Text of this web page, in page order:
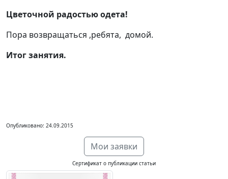
Цветочной радостью одета!
Пора возвращаться ,ребята, домой.
Итог занятия.
Опубликовано: 24.09.2015
Мои заявки
Сертификат о публикации статьи